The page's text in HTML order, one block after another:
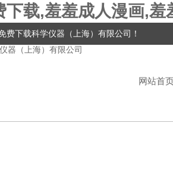
下载,羞羞成人漫画,
费下载科学仪器（上海）有限公司！
网站首